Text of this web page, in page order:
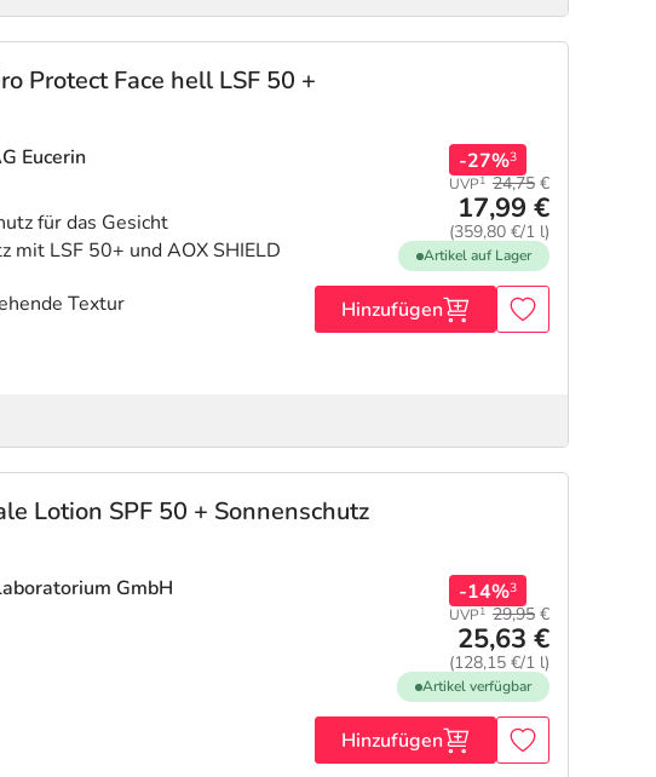
Protect Face hell LSF 50 +
Eucerin
für das Gesicht
mit LSF 50+ und AOX SHIELD
Textur
UVP1 24,75 €
17,99 €
(359,80 €/1 l)
-27%3
Artikel auf Lager
Hinzufügen
Lotion SPF 50 + Sonnenschutz
GmbH
UVP1 29,95 €
25,63 €
(128,15 €/1 l)
-14%3
Artikel verfügbar
Hinzufügen